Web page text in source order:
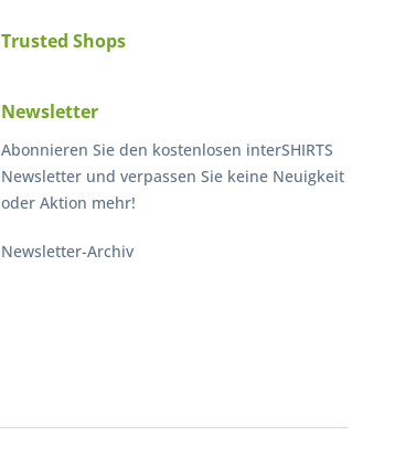
Trusted Shops
Newsletter
Abonnieren Sie den kostenlosen interSHIRTS
Newsletter und verpassen Sie keine Neuigkeit
oder Aktion mehr!
Newsletter-Archiv